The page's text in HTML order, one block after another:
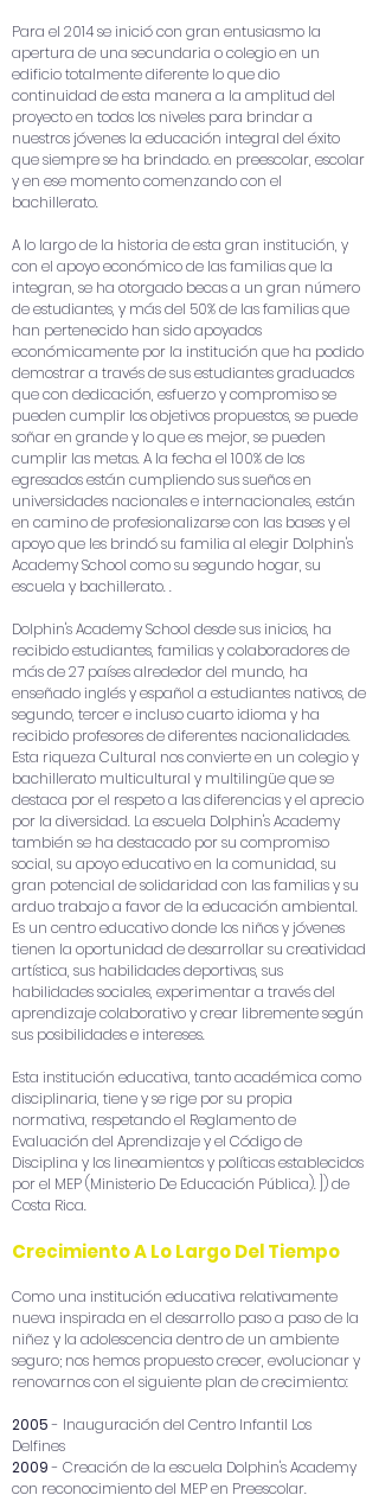
Para el 2014 se inició con gran entusiasmo la
apertura de una secundaria o colegio en un
edificio totalmente diferente lo que dio
continuidad de esta manera a la amplitud del
proyecto en todos los niveles para brindar a
nuestros jóvenes la educación integral del éxito
que siempre se ha brindado. en preescolar, escolar
y en ese momento comenzando con el
bachillerato.
A lo largo de la historia de esta gran institución, y
con el apoyo económico de las familias que la
integran, se ha otorgado becas a un gran número
de estudiantes, y más del 50% de las familias que
han pertenecido han sido apoyados
económicamente por la institución que ha podido
demostrar a través de sus estudiantes graduados
que con dedicación, esfuerzo y compromiso se
pueden cumplir los objetivos propuestos, se puede
soñar en grande y lo que es mejor, se pueden
cumplir las metas. A la fecha el 100% de los
egresados ​​están cumpliendo sus sueños en
universidades nacionales e internacionales, están
en camino de profesionalizarse con las bases y el
apoyo que les brindó su familia al elegir Dolphin's
Academy School como su segundo hogar, su
escuela y bachillerato. .
Dolphin's Academy School desde sus inicios, ha
recibido estudiantes, familias y colaboradores de
más de 27 países alrededor del mundo, ha
enseñado inglés y español a estudiantes nativos, de
segundo, tercer e incluso cuarto idioma y ha
recibido profesores de diferentes nacionalidades.
Esta riqueza Cultural nos convierte en un colegio y
bachillerato multicultural y multilingüe que se
destaca por el respeto a las diferencias y el aprecio
por la diversidad. La escuela Dolphin's Academy
también se ha destacado por su compromiso
social, su apoyo educativo en la comunidad, su
gran potencial de solidaridad con las familias y su
arduo trabajo a favor de la educación ambiental.
Es un centro educativo donde los niños y jóvenes
tienen la oportunidad de desarrollar su creatividad
artística, sus habilidades deportivas, sus
habilidades sociales, experimentar a través del
aprendizaje colaborativo y crear libremente según
sus posibilidades e intereses.
Esta institución educativa, tanto académica como
disciplinaria, tiene y se rige por su propia
normativa, respetando el Reglamento de
Evaluación del Aprendizaje y el Código de
Disciplina y los lineamientos y políticas establecidos
por el MEP (Ministerio De Educación Pública). ]) de
Costa Rica.
Crecimiento A Lo Largo Del Tiempo
Como una institución educativa relativamente
nueva inspirada en el desarrollo paso a paso de la
niñez y la adolescencia dentro de un ambiente
seguro; nos hemos propuesto crecer, evolucionar y
renovarnos con el siguiente plan de crecimiento:
2005- Inauguración del Centro Infantil Los
Delfines
2009- Creación de la escuela Dolphin's Academy
con reconocimiento del MEP en Preescolar.